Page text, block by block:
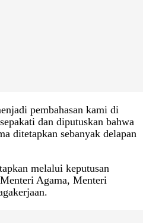
pembahasan kami di
dan diputuskan bahwa
ditetapkan sebanyak delapan
melalui keputusan
Agama, Menteri